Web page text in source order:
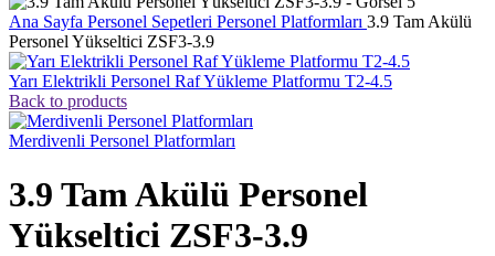
Ana Sayfa Personel Sepetleri Personel Platformları 3.9 Tam Akülü
Personel Yükseltici ZSF3-3.9
Yarı Elektrikli Personel Raf Yükleme Platformu T2-4.5
Back to products
Merdivenli Personel Platformları
3.9 Tam Akülü Personel
Yükseltici ZSF3-3.9